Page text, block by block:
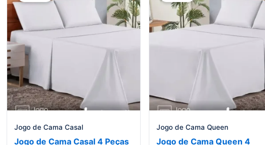
Jogo de Cama Casal
Jogo de Cama Casal 4 Peças
Jogo de Cama Queen
Jogo de Cama Queen 4